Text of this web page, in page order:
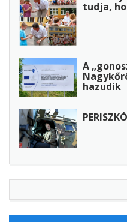
tudja,
A
hazudik